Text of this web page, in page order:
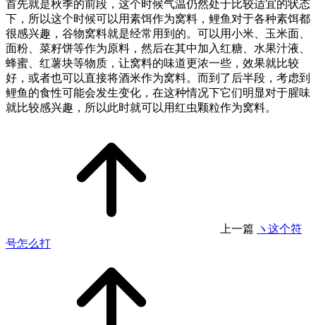
首先就是秋季的前段，这个时候气温仍然处于比较适宜的状态
下，所以这个时候可以用素饵作为窝料，鲤鱼对于各种素饵都
很感兴趣，谷物窝料就是经常用到的。可以用小米、玉米面、
面粉、菜籽饼等作为原料，然后在其中加入红糖、水果汁液、
蜂蜜、红薯块等物质，让窝料的味道更浓一些，效果就比较
好，或者也可以直接将酒米作为窝料。而到了后半段，考虑到
鲤鱼的食性可能会发生变化，在这种情况下它们明显对于腥味
就比较感兴趣，所以此时就可以用红虫颗粒作为窝料。
上一篇 ヽ这个符
号怎么打